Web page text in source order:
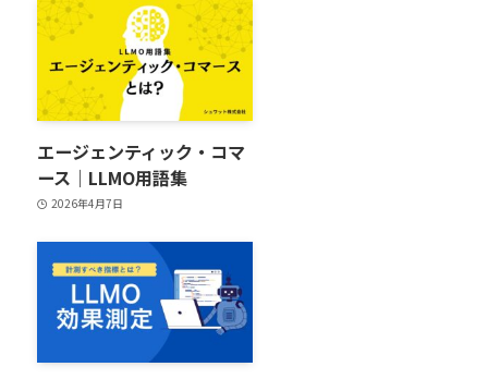
エージェンティック・コマ
ース｜LLMO用語集
2026年4月7日